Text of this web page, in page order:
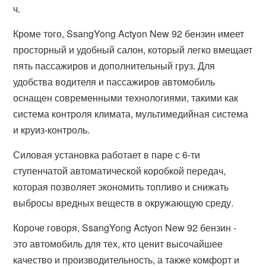
ч.
Кроме того, SsangYong Actyon New 92 бензин имеет
просторный и удобный салон, который легко вмещает
пять пассажиров и дополнительный груз. Для
удобства водителя и пассажиров автомобиль
оснащен современными технологиями, такими как
система контроля климата, мультимедийная система
и круиз-контроль.
Силовая установка работает в паре с 6-ти
ступенчатой автоматической коробкой передач,
которая позволяет экономить топливо и снижать
выбросы вредных веществ в окружающую среду.
Короче говоря, SsangYong Actyon New 92 бензин -
это автомобиль для тех, кто ценит высочайшее
качество и производительность, а также комфорт и